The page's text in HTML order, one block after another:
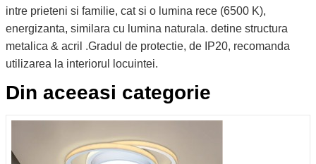
intre prieteni si familie, cat si o lumina rece (6500 K),
energizanta, similara cu lumina naturala. detine structura
metalica & acril .Gradul de protectie, de IP20, recomanda
utilizarea la interiorul locuintei.
Din aceeasi categorie